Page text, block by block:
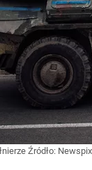
Źródło: